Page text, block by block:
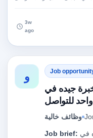
3w
ago
و Job
جيده في
للتواصل
وظائف خالية
Job brief: